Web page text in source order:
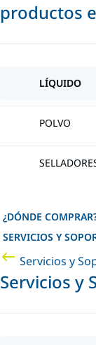
productos
LÍQUIDO
POLVO
¿DÓNDE
SERVICIOS Y
Servicios y
Servicios y